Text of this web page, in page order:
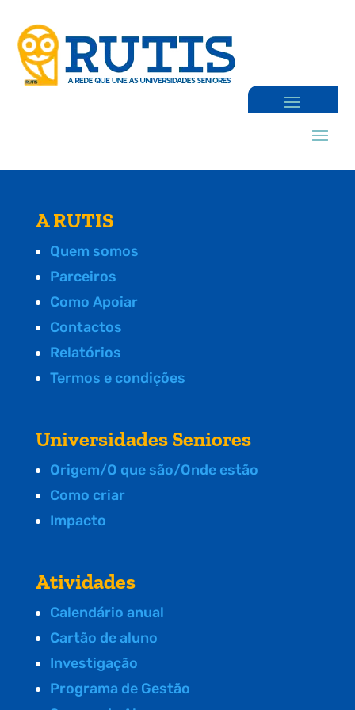
A RUTIS
Quem somos
Parceiros
Como Apoiar
Contactos
Relatórios
Termos e condições
Universidades Seniores
Origem/O que são/Onde estão
Como criar
Impacto
Atividades
Calendário anual
Cartão de aluno
Investigação
Programa de Gestão